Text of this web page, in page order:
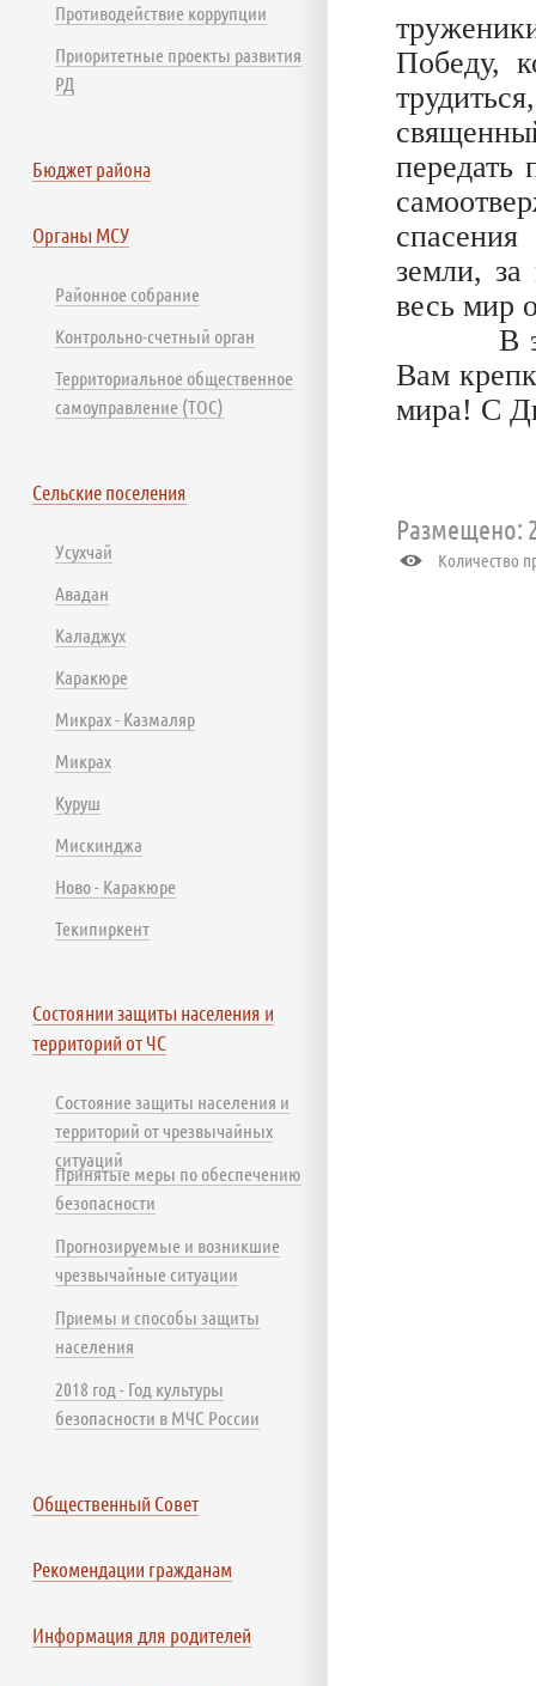
Победу,
передать
земли,
весь мир
В этот
Вам
мира! С
Размещено:
Количество
Противодействие коррупции
Приоритетные проекты развития
РД
Бюджет района
Органы МСУ
Районное собрание
Контрольно-счетный орган
Территориальное общественное
самоуправление (ТОС)
Сельские поселения
Усухчай
Авадан
Каладжух
Каракюре
Микрах - Казмаляр
Микрах
Куруш
Мискинджа
Ново - Каракюре
Текипиркент
Состоянии защиты населения и
территорий от ЧС
Состояние защиты населения и
территорий от чрезвычайных
ситуаций
Принятые меры по обеспечению
безопасности
Прогнозируемые и возникшие
чрезвычайные ситуации
Приемы и способы защиты
населения
2018 год - Год культуры
безопасности в МЧС России
Общественный Совет
Рекомендации гражданам
Информация для родителей